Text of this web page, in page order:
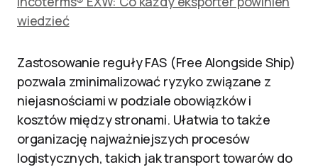
wiedzieć
Zastosowanie reguły FAS (Free Alongside Ship)
pozwala zminimalizować ryzyko związane z
niejasnościami w podziale obowiązków i
kosztów między stronami. Ułatwia to także
organizację najważniejszych procesów
logistycznych, takich jak transport towarów do